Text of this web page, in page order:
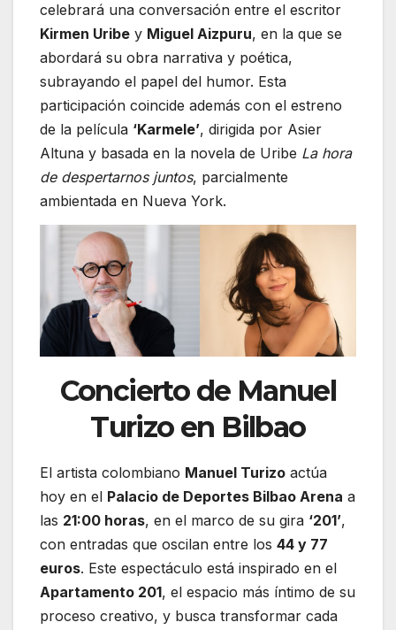
celebrará una conversación entre el escritor
Kirmen Uribe y Miguel Aizpuru, en la que se
abordará su obra narrativa y poética,
subrayando el papel del humor. Esta
participación coincide además con el estreno
de la película ‘Karmele’, dirigida por Asier
Altuna y basada en la novela de Uribe La hora
de despertarnos juntos, parcialmente
ambientada en Nueva York.
Concierto de Manuel
Turizo en Bilbao
El artista colombiano Manuel Turizo actúa
hoy en el Palacio de Deportes Bilbao Arena a
las 21:00 horas, en el marco de su gira ‘201’,
con entradas que oscilan entre los 44 y 77
euros. Este espectáculo está inspirado en el
Apartamento 201, el espacio más íntimo de su
proceso creativo, y busca transformar cada